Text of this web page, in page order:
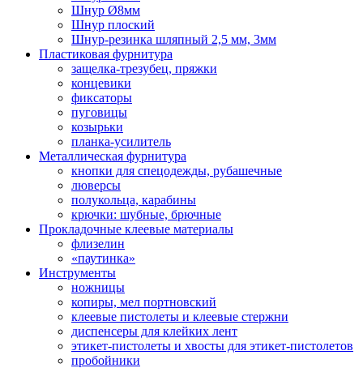
Шнур Ø8мм
Шнур плоский
Шнур-резинка шляпный 2,5 мм, 3мм
Пластиковая фурнитура
защелка-трезубец, пряжки
концевики
фиксаторы
пуговицы
козырьки
планка-усилитель
Металлическая фурнитура
кнопки для спецодежды, рубашечные
люверсы
полукольца, карабины
крючки: шубные, брючные
Прокладочные клеевые материалы
флизелин
«паутинка»
Инструменты
ножницы
копиры, мел портновский
клеевые пистолеты и клеевые стержни
диспенсеры для клейких лент
этикет-пистолеты и хвосты для этикет-пистолетов
пробойники